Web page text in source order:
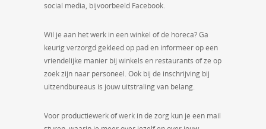
social media, bijvoorbeeld Facebook.
Wil je aan het werk in een winkel of de horeca? Ga
keurig verzorgd gekleed op pad en informeer op een
vriendelijke manier bij winkels en restaurants of ze op
zoek zijn naar personeel. Ook bij de inschrijving bij
uitzendbureaus is jouw uitstraling van belang.
Voor productiewerk of werk in de zorg kun je een mail